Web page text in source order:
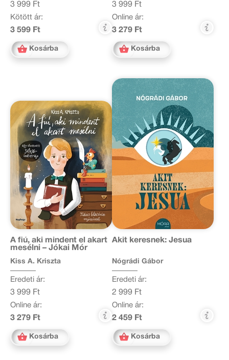
3 999 Ft
Kötött ár:
3 599 Ft
Kosárba
3 999 Ft
Online ár:
3 279 Ft
Kosárba
A fiú, aki mindent el akart
mesélni – Jókai Mór
Kiss A. Kriszta
Eredeti ár:
3 999 Ft
Online ár:
3 279 Ft
Kosárba
Akit keresnek: Jesua
Nógrádi Gábor
Eredeti ár:
2 999 Ft
Online ár:
2 459 Ft
Kosárba